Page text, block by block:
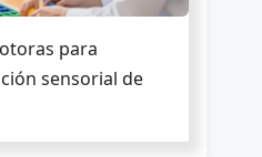
para
sensorial de